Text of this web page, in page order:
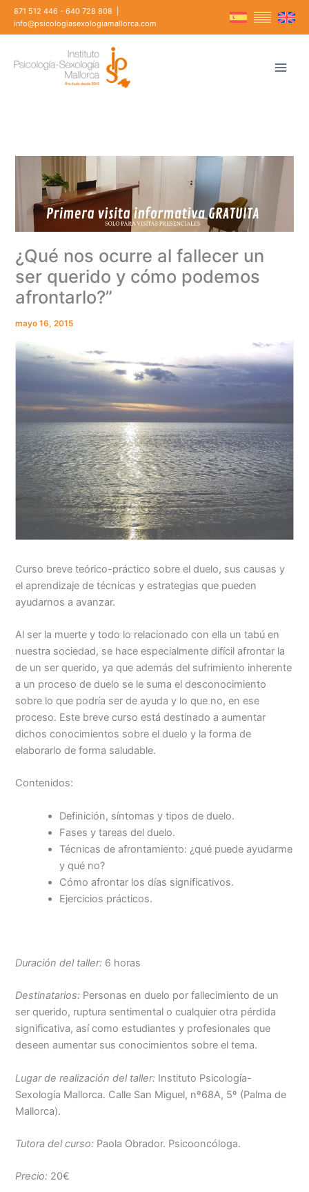
871 512 446 - 640 728 808
info@psicologiasexologiamallorca.com
¿Qué nos ocurre al fallecer un
ser querido y cómo podemos
afrontarlo?”
mayo 16, 2015
Curso breve teórico-práctico sobre el duelo, sus causas y
el aprendizaje de técnicas y estrategias que pueden
ayudarnos a avanzar.
Al ser la muerte y todo lo relacionado con ella un tabú en
nuestra sociedad, se hace especialmente difícil afrontar la
de un ser querido, ya que además del sufrimiento inherente
a un proceso de duelo se le suma el desconocimiento
sobre lo que podría ser de ayuda y lo que no, en ese
proceso. Este breve curso está destinado a aumentar
dichos conocimientos sobre el duelo y la forma de
elaborarlo de forma saludable.
Contenidos:
Definición, síntomas y tipos de duelo.
Fases y tareas del duelo.
Técnicas de afrontamiento: ¿qué puede ayudarme
y qué no?
Cómo afrontar los días significativos.
Ejercicios prácticos.
Duración del taller: 6 horas
Destinatarios: Personas en duelo por fallecimiento de un
ser querido, ruptura sentimental o cualquier otra pérdida
significativa, así como estudiantes y profesionales que
deseen aumentar sus conocimientos sobre el tema.
Lugar de realización del taller: Instituto Psicología-
Sexología Mallorca. Calle San Miguel, nº68A, 5º (Palma de
Mallorca).
Tutora del curso: Paola Obrador. Psicooncóloga.
Precio: 20€